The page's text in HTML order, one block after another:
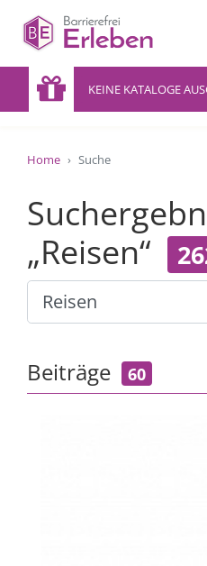
KEINE KATALOGE
Home Suche
„Reisen“
Beiträge 60